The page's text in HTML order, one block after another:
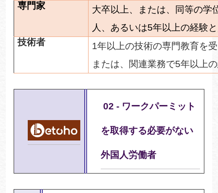
専門家
大卒以上、または、同等の学
人、あるいは5年以上の経験
技術者
1年以上の技術の専門教育を
または、関連業務で5年以上
02 - ワークパーミット
を取得する必要がない
外国人労働者